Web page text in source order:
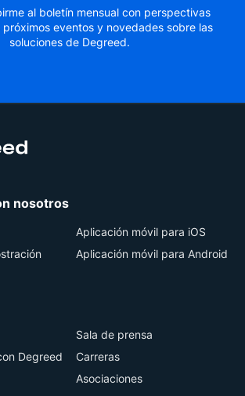
al boletín mensual con perspectivas
próximos eventos y novedades sobre las
soluciones de Degreed.
nosotros
Aplicación móvil para iOS
Aplicación móvil para Android
Degreed
Sala de prensa
Carreras
Asociaciones